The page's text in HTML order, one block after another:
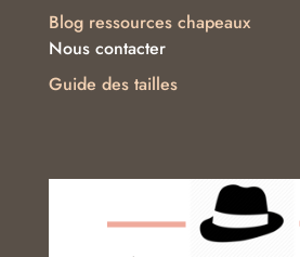
Nous contacter
Blog ressources chapeaux
Guide des tailles